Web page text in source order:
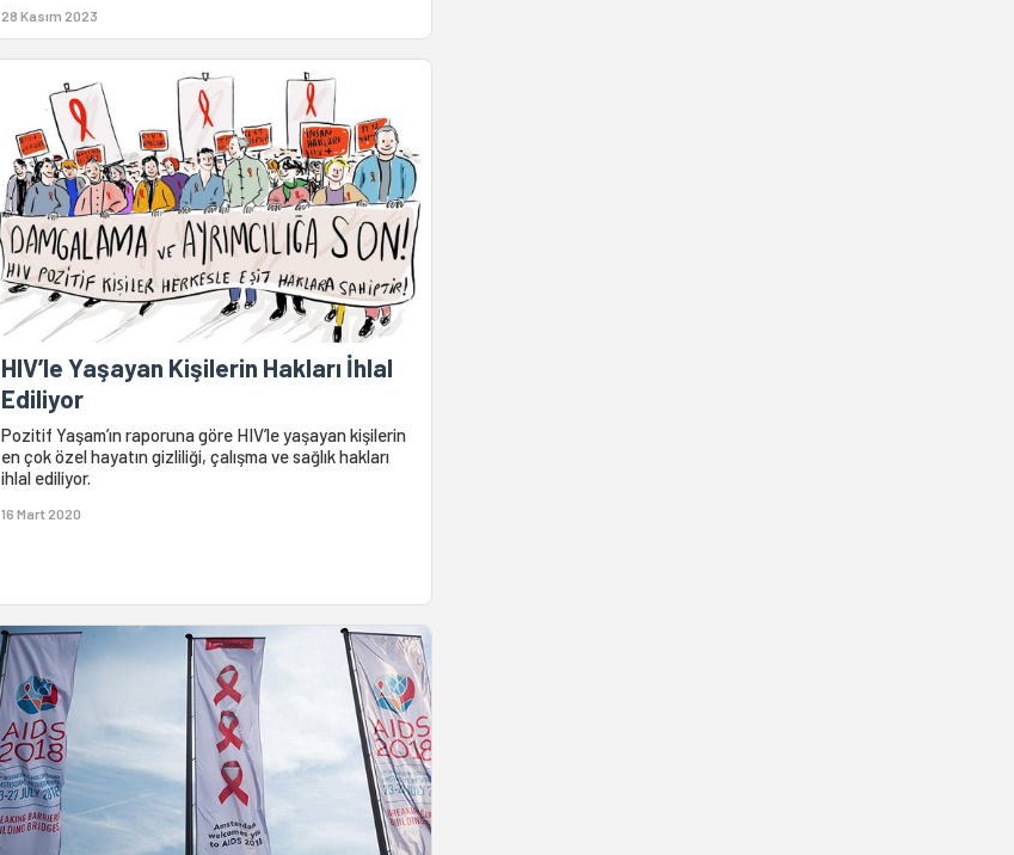
28 Kasım 2023
HIV’le Yaşayan Kişilerin Hakları İhlal
Ediliyor
Pozitif Yaşam’ın raporuna göre HIV’le yaşayan kişilerin
en çok özel hayatın gizliliği, çalışma ve sağlık hakları
ihlal ediliyor.
16 Mart 2020